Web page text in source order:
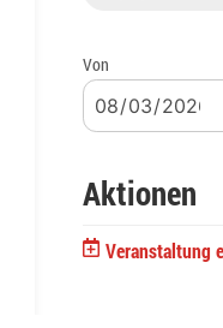
Von
Aktionen
Veranstaltung